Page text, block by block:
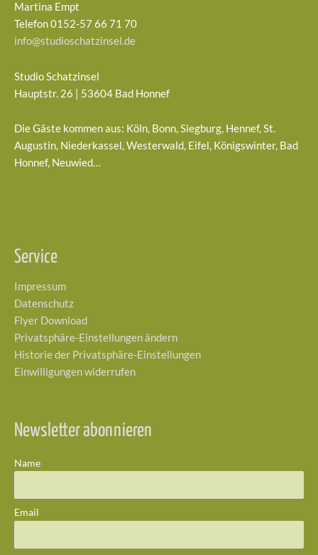
Martina Empt
Telefon 0152-57 66 71 70
info@studioschatzinsel.de
Studio Schatzinsel
Hauptstr. 26 | 53604 Bad Honnef
Die Gäste kommen aus: Köln, Bonn, Siegburg, Hennef, St.
Augustin, Niederkassel, Westerwald, Eifel, Königswinter, Bad
Honnef, Neuwied…
Service
Impressum
Datenschutz
Flyer Download
Privatsphäre-Einstellungen ändern
Historie der Privatsphäre-Einstellungen
Einwilligungen widerrufen
Newsletter abonnieren
Name
Email